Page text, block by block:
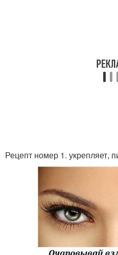
Рецепт номер 1. укрепляет,